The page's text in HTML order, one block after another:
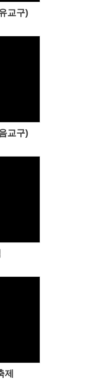
교구)
교구)
제